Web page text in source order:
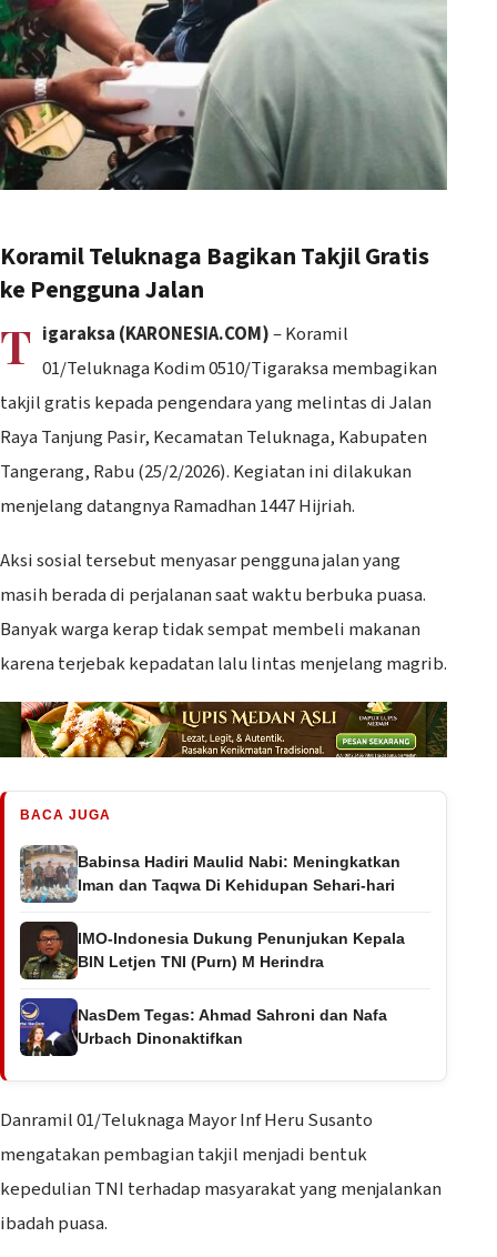
Koramil Teluknaga Bagikan Takjil Gratis
ke Pengguna Jalan
T igaraksa (KARONESIA.COM)– Koramil
01/Teluknaga Kodim 0510/Tigaraksa membagikan
takjil gratis kepada pengendara yang melintas di Jalan
Raya Tanjung Pasir, Kecamatan Teluknaga, Kabupaten
Tangerang, Rabu (25/2/2026). Kegiatan ini dilakukan
menjelang datangnya Ramadhan 1447 Hijriah.
Aksi sosial tersebut menyasar pengguna jalan yang
masih berada di perjalanan saat waktu berbuka puasa.
Banyak warga kerap tidak sempat membeli makanan
karena terjebak kepadatan lalu lintas menjelang magrib.
BACA JUGA
Babinsa Hadiri Maulid Nabi: Meningkatkan
Iman dan Taqwa Di Kehidupan Sehari-hari
IMO-Indonesia Dukung Penunjukan Kepala
BIN Letjen TNI (Purn) M Herindra
NasDem Tegas: Ahmad Sahroni dan Nafa
Urbach Dinonaktifkan
Danramil 01/Teluknaga Mayor Inf Heru Susanto
mengatakan pembagian takjil menjadi bentuk
kepedulian TNI terhadap masyarakat yang menjalankan
ibadah puasa.